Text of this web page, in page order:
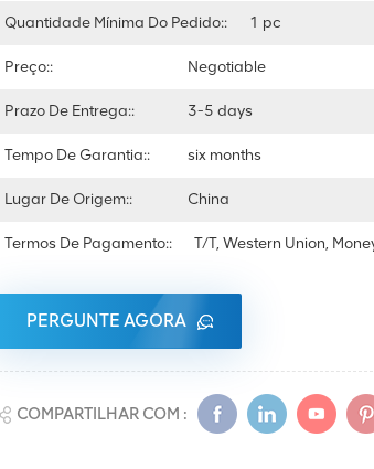
Quantidade Mínima Do Pedido:: 1 pc
Preço:: Negotiable
Prazo De Entrega:: 3-5 days
Tempo De Garantia:: six months
Lugar De Origem:: China
Termos De Pagamento:: T/T, Western Union,
PERGUNTE AGORA
COMPARTILHAR COM :